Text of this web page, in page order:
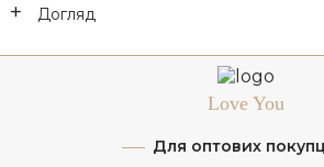
Догляд
Love You
Для оптових